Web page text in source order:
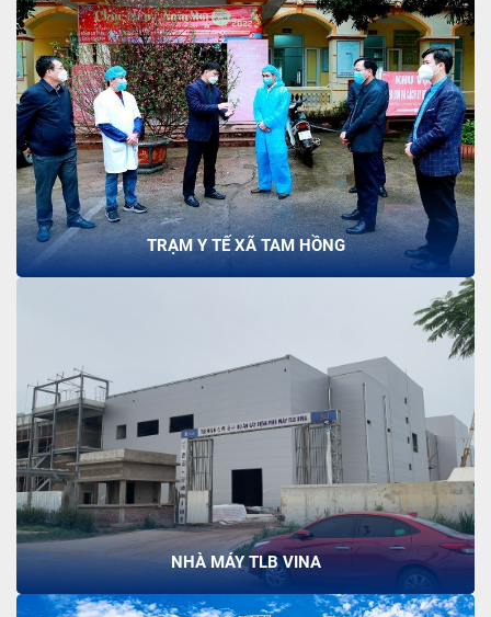
TRẠM Y TẾ XÃ TAM HỒNG
NHÀ MÁY TLB VINA